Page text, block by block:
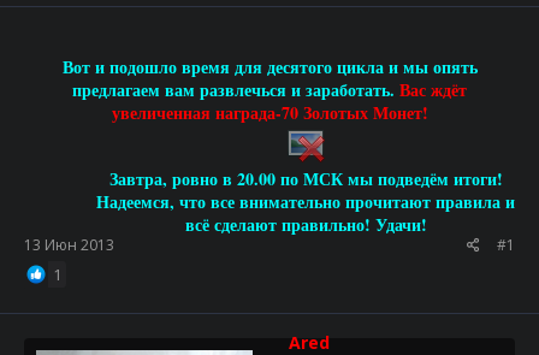
Вот и подошло время для десятого цикла имы опять
предлагаем вам развлечься и заработать. Вас ждёт
увеличенная награда-70 Золотых Монет!
Завтра, ровно в 20.00 по МСК мы подведём итоги!
Надеемся, что все внимательно прочитают правила и
всё сделают правильно! Удачи!
13 Июн 2013 #1
1
Ared